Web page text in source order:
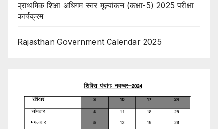
प्राथमिक शिक्षा अधिगम स्तर मूल्यांकन (कक्षा-5) 2025 परीक्षा
कार्यक्रम
Rajasthan Government Calendar 2025